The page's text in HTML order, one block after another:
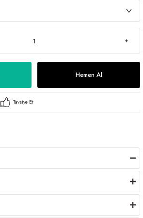
Hemen Al
Tavsiye Et